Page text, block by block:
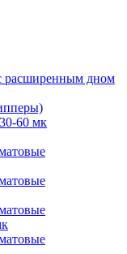
расширенным дном
60 мк